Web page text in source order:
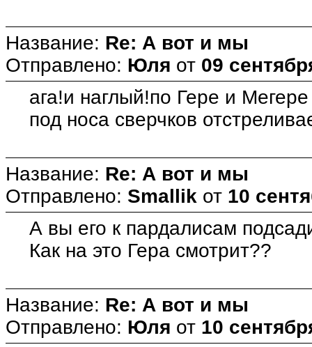
Название: Re: А вот и мы
Отправлено: Юля от 09
ага!и наглый!по Гере и
под носа сверчков
Название: Re: А вот и мы
Отправлено: Smallik от 10
А вы его к пардалисам
Как на это Гера смотрит??
Название: Re: А вот и мы
Отправлено: Юля от 10